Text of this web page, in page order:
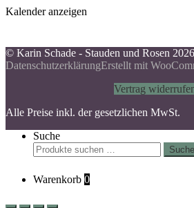
Kalender anzeigen
© Karin Schade - Stauden und Rosen 2026
DatenschutzerklärungErstellt mit
Vertrag
Alle Preise inkl. der gesetzlichen MwSt.
Suche
Suchen
nach:
Warenkorb 0
Scroll